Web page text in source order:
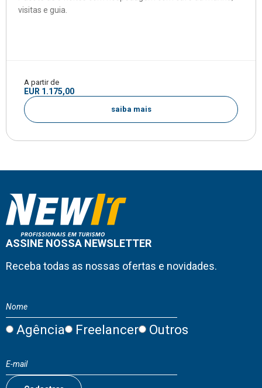
visitas e guia.
A partir de
EUR 1.175,00
saiba mais
ASSINE NOSSA NEWSLETTER
Receba todas as nossas ofertas e novidades.
Agência Freelancer Outros